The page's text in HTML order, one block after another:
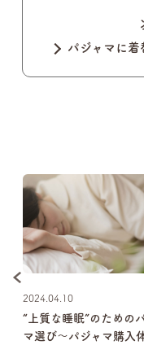
パジャマに
2024.04.10
“上質な睡眠”のための
マ選び〜パジャマ購入